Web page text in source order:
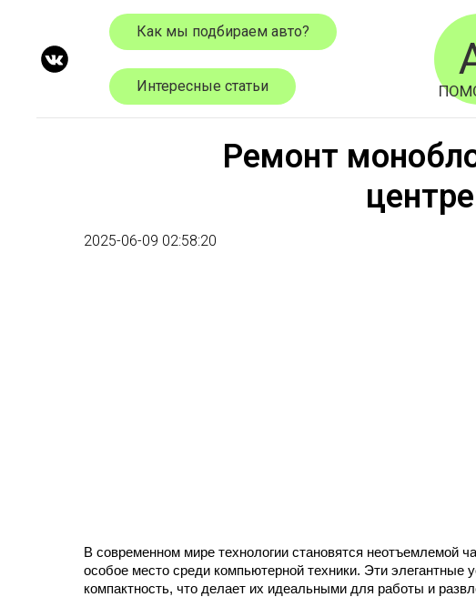
Как мы подбираем авто?
Интересные статьи
Ремонт
2025-06-09 02:58:20
В современном мире технологии становятся неотъемлемой
особое место среди компьютерной техники. Эти элегантные
компактность, что делает их идеальными для работы и